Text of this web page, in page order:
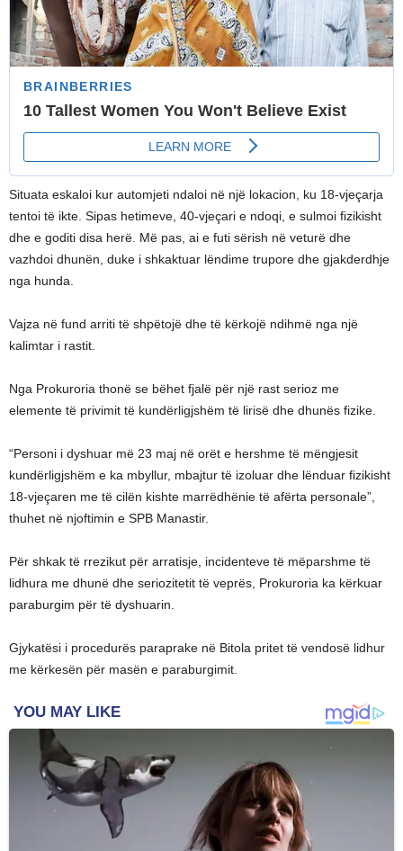
Situata eskaloi kur automjeti ndaloi në një lokacion, ku 18-vjeçarja
tentoi të ikte. Sipas hetimeve, 40-vjeçari e ndoqi, e sulmoi fizikisht
dhe e goditi disa herë. Më pas, ai e futi sërish në veturë dhe
vazhdoi dhunën, duke i shkaktuar lëndime trupore dhe gjakderdhje
nga hunda.
Vajza në fund arriti të shpëtojë dhe të kërkojë ndihmë nga një
kalimtar i rastit.
Nga Prokuroria thonë se bëhet fjalë për një rast serioz me
elemente të privimit të kundërligjshëm të lirisë dhe dhunës fizike.
“Personi i dyshuar më 23 maj në orët e hershme të mëngjesit
kundërligjshëm e ka mbyllur, mbajtur të izoluar dhe lënduar fizikisht
18-vjeçaren me të cilën kishte marrëdhënie të afërta personale”,
thuhet në njoftimin e SPB Manastir.
Për shkak të rrezikut për arratisje, incidenteve të mëparshme të
lidhura me dhunë dhe seriozitetit të veprës, Prokuroria ka kërkuar
paraburgim për të dyshuarin.
Gjykatësi i procedurës paraprake në Bitola pritet të vendosë lidhur
me kërkesën për masën e paraburgimit.